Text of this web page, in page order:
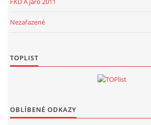
Nezařazené
TOPLIST
OBLÍBENÉ ODKAZY